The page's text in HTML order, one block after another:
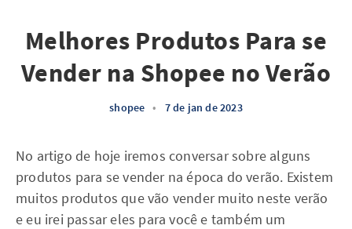
Melhores Produtos Para se
Vender na Shopee no Verão
shopee • 7 de jan de 2023
No artigo de hoje iremos conversar sobre alguns
produtos para se vender na época do verão. Existem
muitos produtos que vão vender muito neste verão
e eu irei passar eles para você e também um